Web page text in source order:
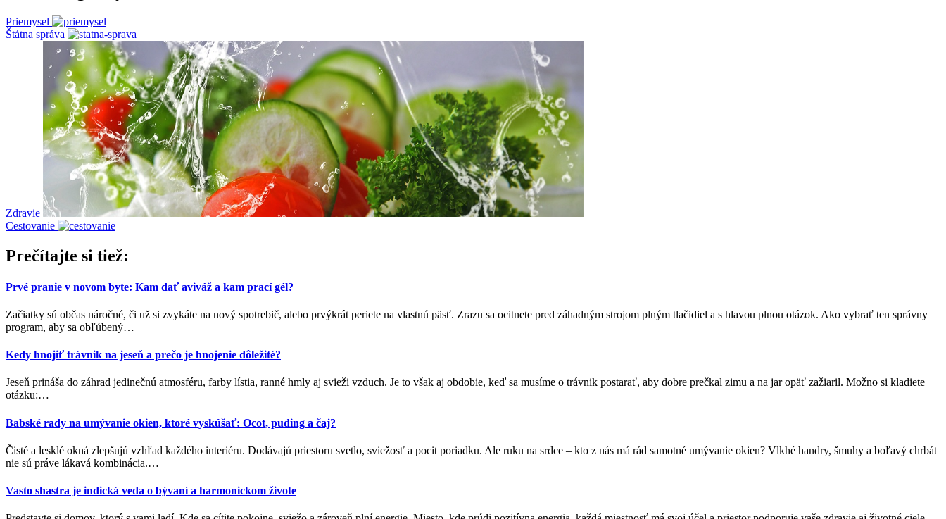
Priemysel
Štátna správa
Zdravie
Cestovanie
Prečítajte si tiež:
Prvé pranie v novom byte: Kam dať aviváž a kam prací gél?
Začiatky sú občas náročné, či už si zvykáte na nový spotrebič, alebo prvýkrát periete na vlastnú päsť. Zrazu sa ocitnete pred záhadným strojom plným tlačidiel a s hlavou plnou otázok. Ako vybrať ten správny
program, aby sa obľúbený…
Kedy hnojiť trávnik na jeseň a prečo je hnojenie dôležité?
Jeseň prináša do záhrad jedinečnú atmosféru, farby lístia, ranné hmly aj svieži vzduch. Je to však aj obdobie, keď sa musíme o trávnik postarať, aby dobre prečkal zimu a na jar opäť zažiaril. Možno si kladiete
otázku:…
Babské rady na umývanie okien, ktoré vyskúšať: Ocot, puding a čaj?
Čisté a lesklé okná zlepšujú vzhľad každého interiéru. Dodávajú priestoru svetlo, sviežosť a pocit poriadku. Ale ruku na srdce – kto z nás má rád samotné umývanie okien? Vlkhé handry, šmuhy a boľavý chrbát
nie sú práve lákavá kombinácia.…
Vasto shastra je indická veda o bývaní a harmonickom živote